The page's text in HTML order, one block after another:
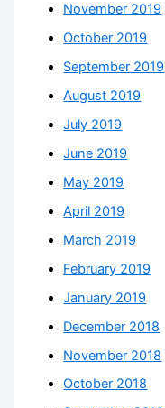
November 2019
October 2019
September 2019
August 2019
July 2019
June 2019
May 2019
April 2019
March 2019
February 2019
January 2019
December 2018
November 2018
October 2018